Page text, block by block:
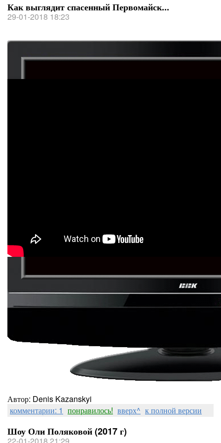
Как выглядит спасенный Первомайск...
29-01-2018 18:23
Автор: Denis Kazanskyi
комментарии: 1 понравилось! вверх^ к полной версии
Шоу Оли Поляковой (2017 г)